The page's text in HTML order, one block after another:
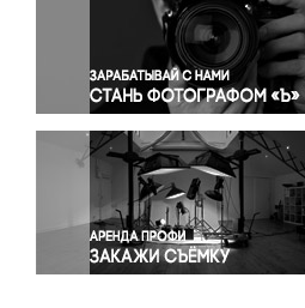
Политика
Правосудие
Происшествия и конфликты
Религия
Светская жизнь
Спорт
Экология
Экономика и бизнес